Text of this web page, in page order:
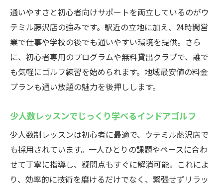
通いやすさと初心者向けサポートを両立しているのがウ
テミル藤沢店の強みです。駅近の立地に加え、24時間営
業で仕事や学校の後でも通いやすい環境を提供。さら
に、初心者専用のプログラムや無料貸出クラブで、誰で
も気軽にゴルフ練習を始められます。地域最安値の料金
プランも通い放題の魅力を後押しします。
少人数レッスンでじっくり学べるインドアゴルフ
少人数制レッスンは初心者に最適で、ウテミル藤沢店で
も採用されています。一人ひとりの課題やペースに合わ
せて丁寧に指導し、疑問点もすぐに解消可能。これによ
り、効率的に技術を磨けるだけでなく、緊張せずリラッ